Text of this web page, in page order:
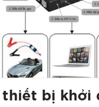
thiết bị khởi